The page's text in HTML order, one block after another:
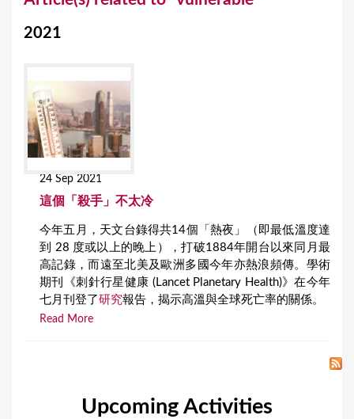
2021
24 Sep 2021
這個「殺手」不太冷
今年五月，天文台錄得共14個「熱夜」（即最低溫度達
到 28 度或以上的晚上），打破1884年開台以來同月最
高記錄，而遠至北美及歐洲多國今年亦熱浪頻傳。學術
期刊《刺針行星健康 (Lancet Planetary Health)》在今年
七月刊登了研究報告，揭示高溫與全球死亡率的關係。
Read More
Upcoming Activities